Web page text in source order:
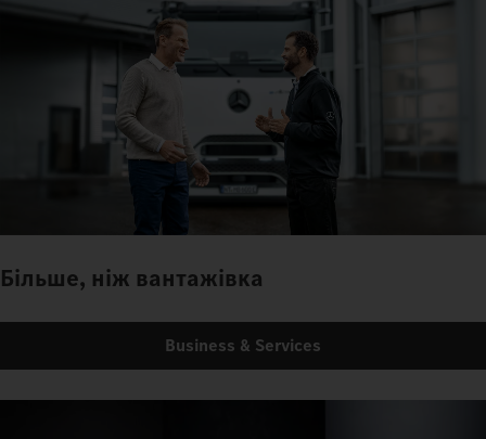
Більше, ніж вантажівка
Business & Services